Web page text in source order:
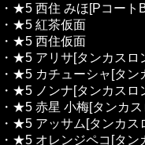
・★5 西住 みほ[Pコート
・★5 紅茶仮面
・★5 西住仮面
・★5 アリサ[タンカスロ
・★5 カチューシャ[タン
・★5 ノンナ[タンカスロ
・★5 赤星 小梅[タンカス
・★5 アッサム[タンカス
・★5 オレンジペコ[タン